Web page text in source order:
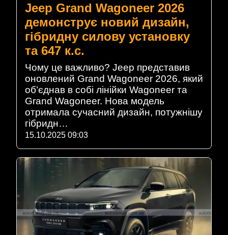
Jeep Grand Wagoneer 2026
демонструє новий дизайн,
гібридну силову установку
та 647 к.с.
Чому це важливо? Jeep представив
оновлений Grand Wagoneer 2026, який
об’єднав в собі лінійки Wagoneer та
Grand Wagoneer. Нова модель
отримала сучасний дизайн, потужнішу
гібридн…
15.10.2025 09:03